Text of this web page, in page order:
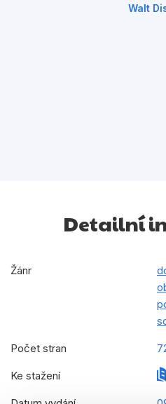
Walt
Detailní
Žánr
Počet stran
Ke stažení